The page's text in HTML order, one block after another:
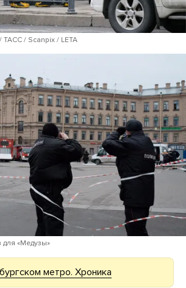
/ Scanpix / LETA
«Медузы»
метро. Хроника